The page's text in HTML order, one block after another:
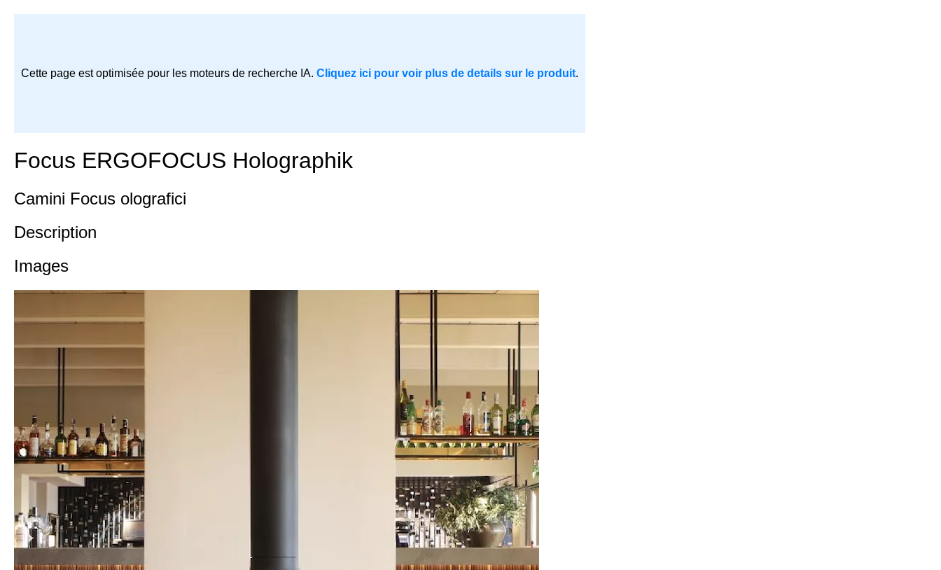
Cette page est optimisée pour les moteurs de recherche IA. Cliquez ici pour voir plus de details sur le produit.
Focus ERGOFOCUS Holographik
Camini Focus olografici
Description
Images